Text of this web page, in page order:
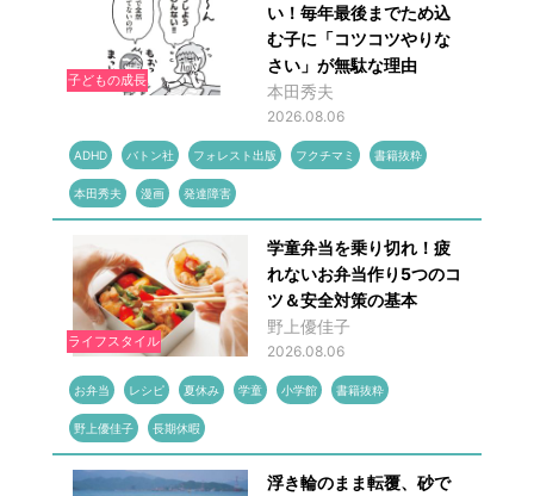
子どもの成長
い！毎年最後までため込
む子に「コツコツやりな
さい」が無駄な理由
本田秀夫
2026.08.06
ADHD バトン社 フォレスト出版 フクチマミ 書籍抜粋
本田秀夫 漫画 発達障害
ライフスタイル
学童弁当を乗り切れ！疲
れないお弁当作り5つのコ
ツ＆安全対策の基本
野上優佳子
2026.08.06
お弁当 レシピ 夏休み 学童 小学館 書籍抜粋
野上優佳子 長期休暇
浮き輪のまま転覆、砂で